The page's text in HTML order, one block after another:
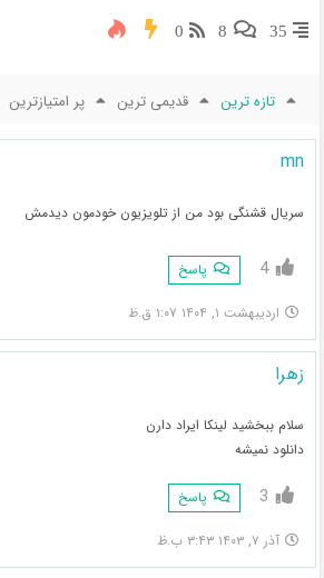
35
8
0
تازه ترین قدیمی ترین پر امتیازترین
mn
سریال قشنگی بود من از تلویزیون خودمون دیدمش
4 پاسخ
اردیبهشت ۱, ۱۴۰۴ ۱:۰۷ ق.ظ
زهرا
سلام ببخشید لینکا ایراد دارن
دانلود نمیشه
3 پاسخ
آذر ۷, ۱۴۰۳ ۳:۴۳ ب.ظ